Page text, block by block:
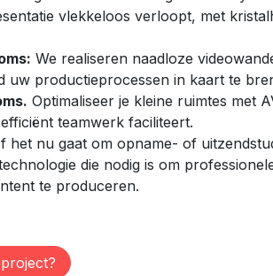
vlekkeloos verloopt, met
We realiseren naadloze
uw productieprocessen in kaart te
Optimaliseer je kleine ruimtes met
teamwerk faciliteert.
het nu gaat om opname- of
die nodig is om
te produceren.